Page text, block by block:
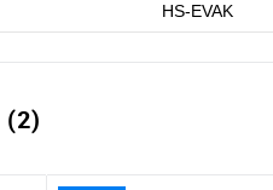
HS-EVAK